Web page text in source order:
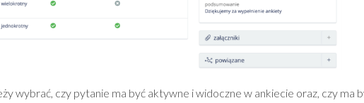
wybrać, czy pytanie ma być aktywne i widoczne w ankiecie oraz, czy ma